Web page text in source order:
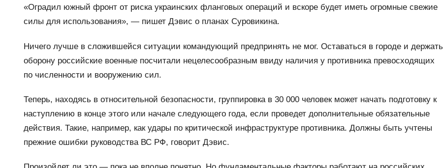
«Оградил южный фронт от риска украинских фланговых операций и вскоре будет иметь огромные свежие
силы для использования», — пишет Дэвис о планах Суровикина.
Ничего лучше в сложившейся ситуации командующий предпринять не мог. Оставаться в городе и держать
оборону российские военные посчитали нецелесообразным ввиду наличия у противника превосходящих
по численности и вооружению сил.
Теперь, находясь в относительной безопасности, группировка в 30 000 человек может начать подготовку к
наступлению в конце этого или начале следующего года, если проведет дополнительные обязательные
действия. Такие, например, как удары по критической инфраструктуре противника. Должны быть учтены
прежние ошибки руководства ВС РФ, говорит Дэвис.